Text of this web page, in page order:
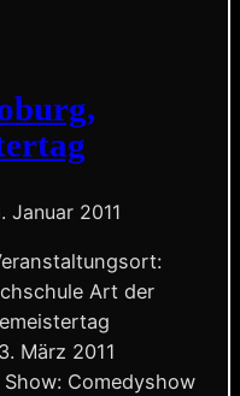
Januar 2011
Art der
März 2011
Comedyshow